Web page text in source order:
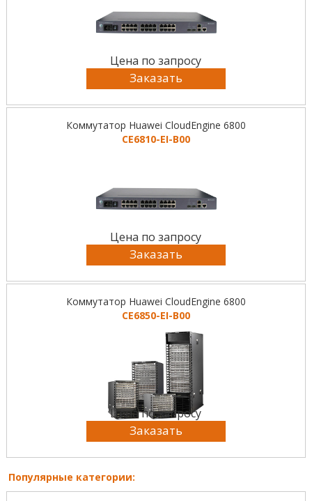
Цена по запросу
Заказать
Коммутатор Huawei CloudEngine 6800
CE6810-EI-B00
Цена по запросу
Заказать
Коммутатор Huawei CloudEngine 6800
CE6850-EI-B00
Цена по запросу
Заказать
Популярные категории: